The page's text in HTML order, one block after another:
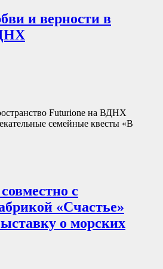
и верности в
Futurione на ВДНХ
семейные квесты «В
с
«Счастье»
о морских